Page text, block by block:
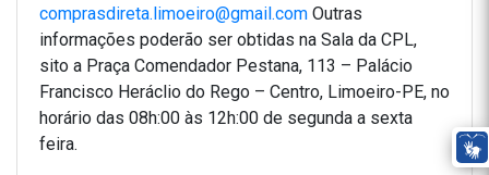
comprasdireta.limoeiro@gmail.com Outras
informações poderão ser obtidas na Sala da CPL,
sito a Praça Comendador Pestana, 113 – Palácio
Francisco Heráclio do Rego – Centro, Limoeiro-PE, no
horário das 08h:00 às 12h:00 de segunda a sexta
feira.